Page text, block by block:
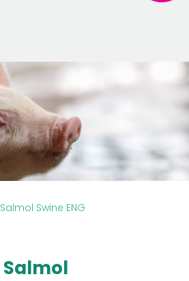
Salmol Swine ENG
Salmol